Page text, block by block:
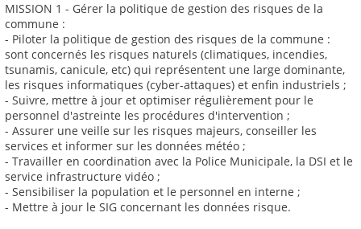
MISSION 1 - Gérer la politique de gestion des risques de la
commune :
- Piloter la politique de gestion des risques de la commune :
sont concernés les risques naturels (climatiques, incendies,
tsunamis, canicule, etc) qui représentent une large dominante,
les risques informatiques (cyber-attaques) et enfin industriels ;
- Suivre, mettre à jour et optimiser régulièrement pour le
personnel d'astreinte les procédures d'intervention ;
- Assurer une veille sur les risques majeurs, conseiller les
services et informer sur les données météo ;
- Travailler en coordination avec la Police Municipale, la DSI et le
service infrastructure vidéo ;
- Sensibiliser la population et le personnel en interne ;
- Mettre à jour le SIG concernant les données risque.